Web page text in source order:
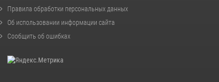
Правила обработки персональных данных
Об использовании информации сайта
Сообщить об ошибках